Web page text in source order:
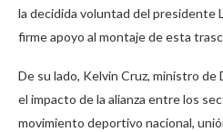
la decidida voluntad del presidente
firme apoyo al montaje de esta
De su lado, Kelvin Cruz, ministro
el impacto de la alianza entre los
movimiento deportivo nacional,